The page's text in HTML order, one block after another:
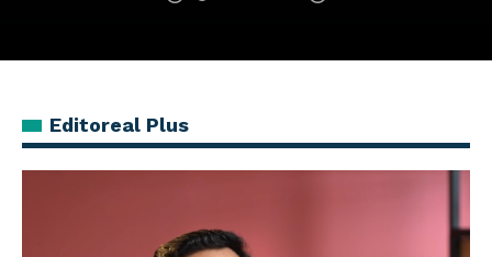
Editoreal Plus